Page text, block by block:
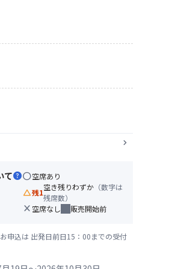
chevron_right
てhelpcircle空席あり
change_history残1
空き残りわずか （数字は
残席数）
close 空席なし 販売開始前
申込は 出発日前日15：00までの受付